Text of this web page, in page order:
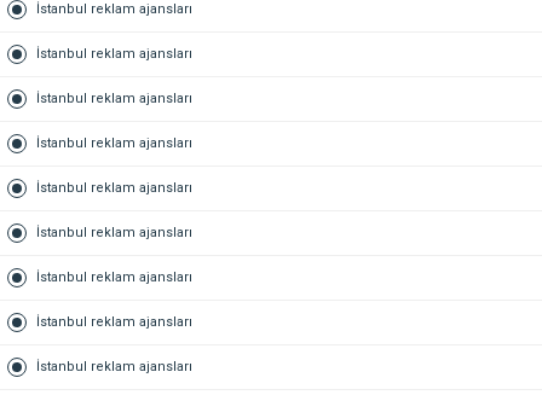
İstanbul reklam ajansları
İstanbul reklam ajansları
İstanbul reklam ajansları
İstanbul reklam ajansları
İstanbul reklam ajansları
İstanbul reklam ajansları
İstanbul reklam ajansları
İstanbul reklam ajansları
İstanbul reklam ajansları